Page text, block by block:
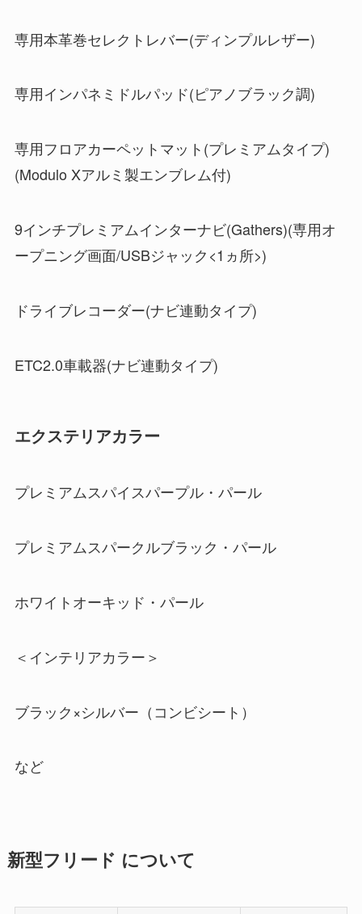
専用本革巻セレクトレバー(ディンプルレザー)
専用インパネミドルパッド(ピアノブラック調)
専用フロアカーペットマット(プレミアムタイプ)
(Modulo Xアルミ製エンブレム付)
9インチプレミアムインターナビ(Gathers)(専用オ
ープニング画面/USBジャック<1ヵ所>)
ドライブレコーダー(ナビ連動タイプ)
ETC2.0車載器(ナビ連動タイプ)
エクステリアカラー
プレミアムスパイスパープル・パール
プレミアムスパークルブラック・パール
ホワイトオーキッド・パール
＜インテリアカラー＞
ブラック×シルバー（コンビシート）
など
新型フリード について